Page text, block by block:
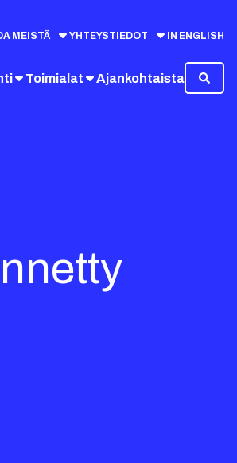
MEISTÄ YHTEYSTIEDOT IN ENGLISH
Toimialat Ajankohtaista